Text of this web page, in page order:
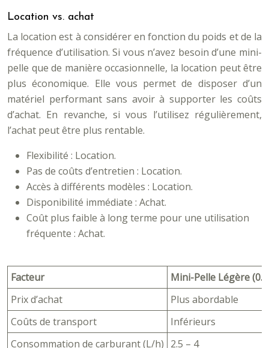
Location vs. achat
La location est à considérer en fonction du poids et de la
fréquence d’utilisation. Si vous n’avez besoin d’une mini-
pelle que de manière occasionnelle, la location peut être
plus économique. Elle vous permet de disposer d’un
matériel performant sans avoir à supporter les coûts
d’achat. En revanche, si vous l’utilisez régulièrement,
l’achat peut être plus rentable.
Flexibilité : Location.
Pas de coûts d’entretien : Location.
Accès à différents modèles : Location.
Disponibilité immédiate : Achat.
Coût plus faible à long terme pour une utilisation
fréquente : Achat.
Facteur
Mini-Pelle Légère
Prix d’achat
Plus abordable
Coûts de transport
Inférieurs
Consommation de carburant (L/h) 2.5 – 4